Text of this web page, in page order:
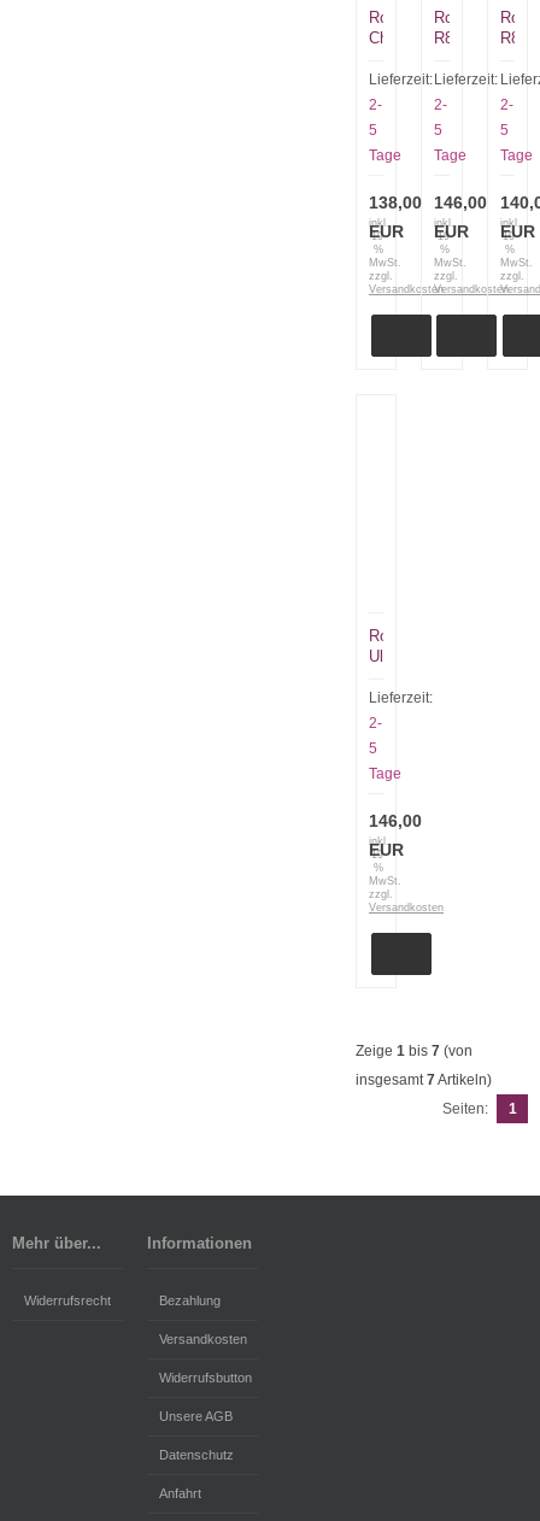
Roselli
Chinesisches
R
730
Lieferzeit:
2-
5
Tage
138,00
EUR
inkl.
19
%
MwSt.
zzgl.
Versandkosten
Roselli
R850
Allroundaxt
gross
Lieferzeit:
2-
5
Tage
146,00
EUR
inkl.
19
%
MwSt.
zzgl.
Versandkosten
R860
klein
2-
5
Tage
EUR
inkl.
19
%
MwSt.
zzgl.
Roselli
Ulu
Eskimokokki
R
740
Eskimo
Chef
Lieferzeit:
2-
5
Tage
146,00
EUR
inkl.
19
%
MwSt.
zzgl.
Versandkosten
Zeige 1 bis 7 (von
insgesamt7Artikeln)
Seiten:
1
Mehr über...
Widerrufsrecht
Informationen
Bezahlung
Versandkosten
Widerrufsbutton
Unsere AGB
Datenschutz
Anfahrt